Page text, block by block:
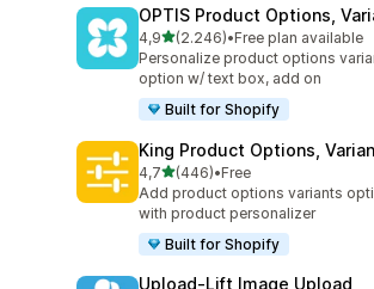
OPTIS Product Options,
4,9de 5 estrelas
(2.246)
2246 total de avaliações
•Free plan available
Personalize product options
option w/ text box, add on
Built for Shopify
King Product Options,
4,7de 5 estrelas
(446)
446 total de avaliações
•Free
Add product options variants
with product personalizer
Built for Shopify
Upload‑Lift Image Upload